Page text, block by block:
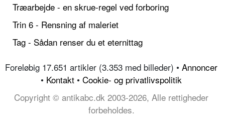
Træarbejde - en skrue-regel ved forboring
Trin 6 - Rensning af maleriet
Tag - Sådan renser du et eternittag
Foreløbig 17.651 artikler (3.353 med billeder) • Annoncer
• Kontakt • Cookie- og privatlivspolitik
Copyright © antikabc.dk 2003-2026, Alle rettigheder
forbeholdes.